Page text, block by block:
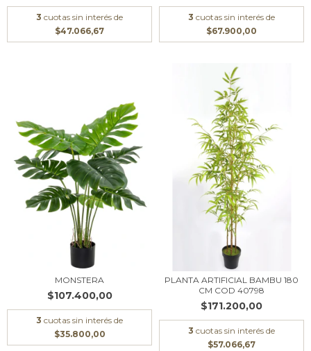
3 cuotas sin interés de
$47.066,67
3 cuotas sin interés de
$67.900,00
MONSTERA
$107.400,00
3 cuotas sin interés de
$35.800,00
PLANTA ARTIFICIAL BAMBU 180
CM COD 40798
$171.200,00
3 cuotas sin interés de
$57.066,67